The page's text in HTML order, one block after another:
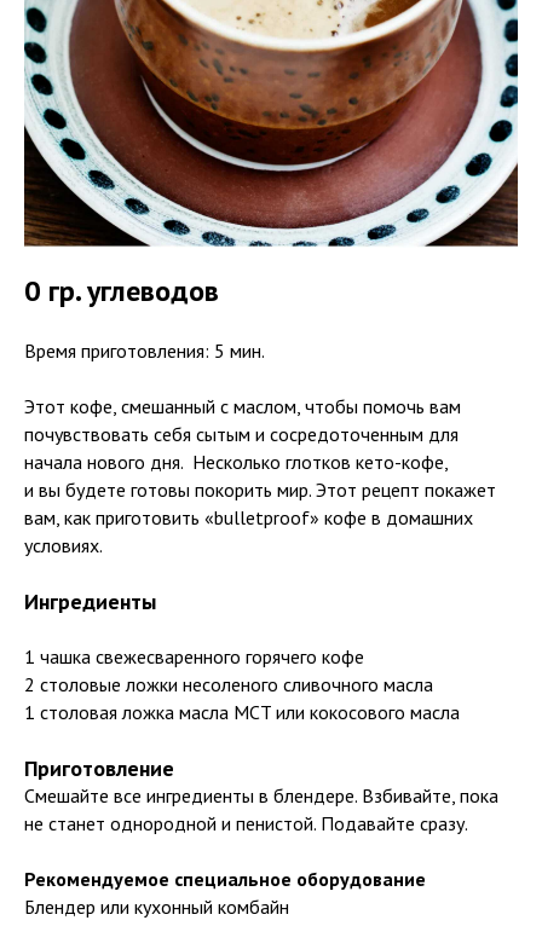
0 гр. углеводов
Время приготовления: 5 мин.
Этот кофе, смешанный с маслом, чтобы помочь вам
почувствовать себя сытым и сосредоточенным для
начала нового дня. Несколько глотков кето-кофе,
и вы будете готовы покорить мир. Этот рецепт покажет
вам, как приготовить «bulletproof» кофе в домашних
условиях.
Ингредиенты
1 чашка свежесваренного горячего кофе
2 столовые ложки несоленого сливочного масла
1 столовая ложка масла MCT или кокосового масла
Приготовление
Смешайте все ингредиенты в блендере. Взбивайте, пока
не станет однородной и пенистой. Подавайте сразу.
Рекомендуемое специальное оборудование
Блендер или кухонный комбайн